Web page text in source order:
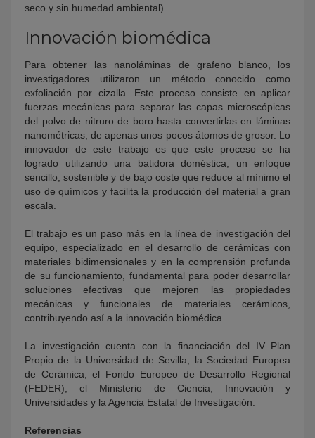
seco y sin humedad ambiental).
Innovación biomédica
Para obtener las nanoláminas de grafeno blanco, los
investigadores utilizaron un método conocido como
exfoliación por cizalla. Este proceso consiste en aplicar
fuerzas mecánicas para separar las capas microscópicas
del polvo de nitruro de boro hasta convertirlas en láminas
nanométricas, de apenas unos pocos átomos de grosor. Lo
innovador de este trabajo es que este proceso se ha
logrado utilizando una batidora doméstica, un enfoque
sencillo, sostenible y de bajo coste que reduce al mínimo el
uso de químicos y facilita la producción del material a gran
escala.
El trabajo es un paso más en la línea de investigación del
equipo, especializado en el desarrollo de cerámicas con
materiales bidimensionales y en la comprensión profunda
de su funcionamiento, fundamental para poder desarrollar
soluciones efectivas que mejoren las propiedades
mecánicas y funcionales de materiales cerámicos,
contribuyendo así a la innovación biomédica.
La investigación cuenta con la financiación del IV Plan
Propio de la Universidad de Sevilla, la Sociedad Europea
de Cerámica, el Fondo Europeo de Desarrollo Regional
(FEDER), el Ministerio de Ciencia, Innovación y
Universidades y la Agencia Estatal de Investigación.
Referencias